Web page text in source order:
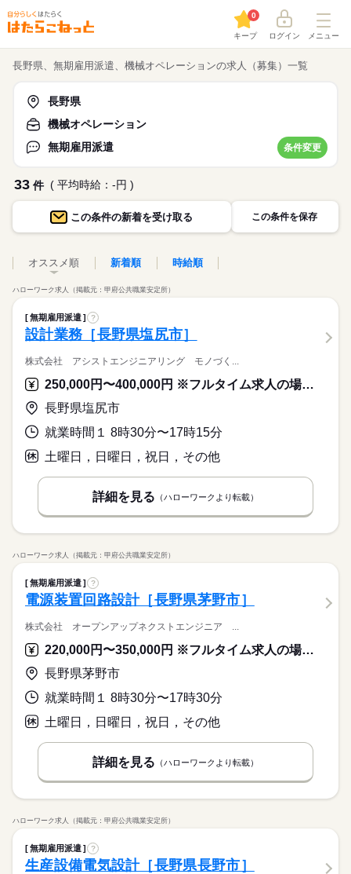
キープ
0
ログイン メニュー
長野県、無期雇用派遣、機械オペレーションの求人（募集）一覧
長野県
機械オペレーション
無期雇用派遣
条件変更
33 件 ( 平均時給：-円 )
この条件の新着を受け取る この条件を保存
オススメ順 新着順 時給順
ハローワーク求人（掲載元：甲府公共職業安定所）
無期雇用派遣 ?
設計業務［長野県塩尻市］
株式会社 アシストエンジニアリング モノづく...
250,000円〜400,000円 ※フルタイム求人の場合は月額（換算額）、パート求人の場合は時間額を表示しています。
長野県塩尻市
就業時間１ 8時30分〜17時15分
土曜日，日曜日，祝日，その他
詳細を見る （ハローワークより転載）
ハローワーク求人（掲載元：甲府公共職業安定所）
無期雇用派遣 ?
電源装置回路設計［長野県茅野市］
株式会社 オープンアップネクストエンジニア ...
220,000円〜350,000円 ※フルタイム求人の場合は月額（換算額）、パート求人の場合は時間額を表示しています。
長野県茅野市
就業時間１ 8時30分〜17時30分
土曜日，日曜日，祝日，その他
詳細を見る （ハローワークより転載）
ハローワーク求人（掲載元：甲府公共職業安定所）
無期雇用派遣 ?
生産設備電気設計［長野県長野市］